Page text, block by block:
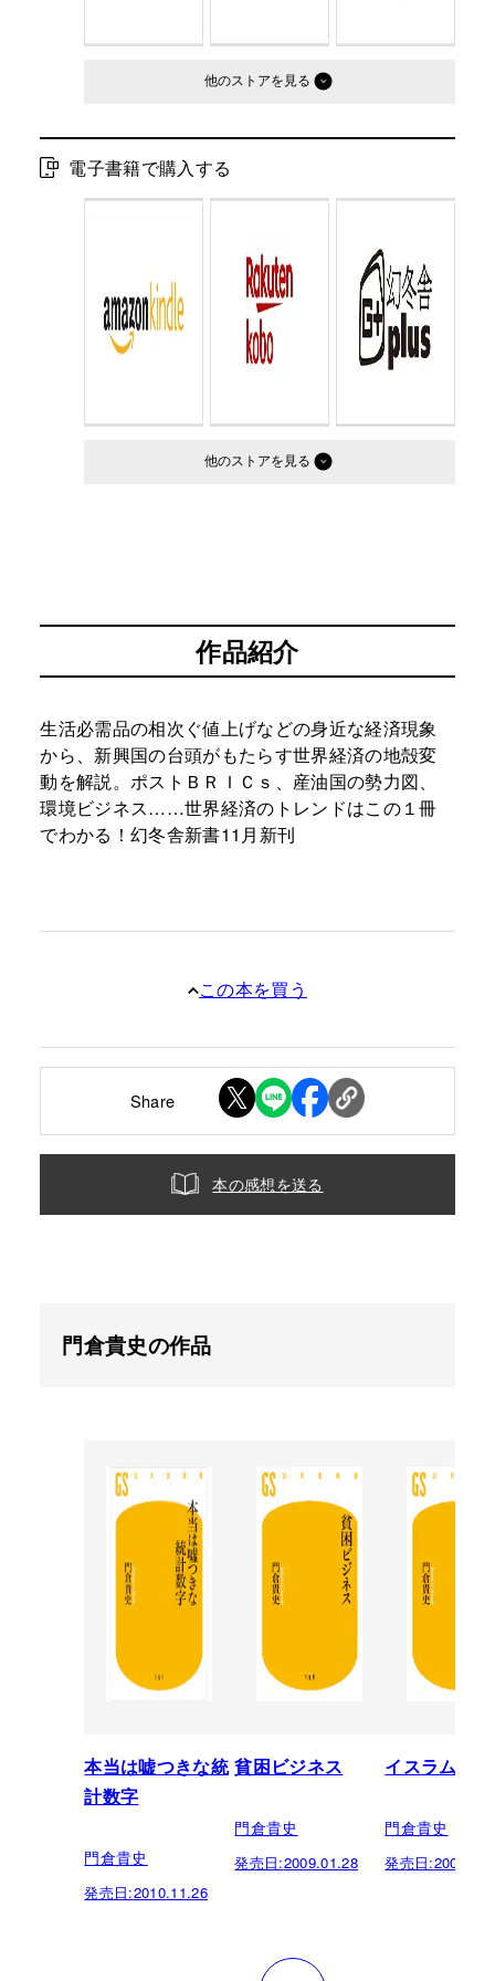
他のストア
電子書籍で購入する
他のストア
作品紹介
生活必需品の相次ぐ値上げなどの身近な経済現象
から、新興国の台頭がもたらす世界経済の地殻変
動を解説。ポストＢＲＩＣｓ、産油国の勢力図、
環境ビジネス……世界経済のトレンドはこの１冊
でわかる！幻冬舎新書11月新刊
この本を買う
Share
本の感想を送る
門倉貴史の作品
本当は嘘つきな統
計数字
門倉貴史
発売日:2010.11.26
貧困ビジネス
門倉貴史
発売日:2009.01.28
イスラム金
門倉貴史
発売日: